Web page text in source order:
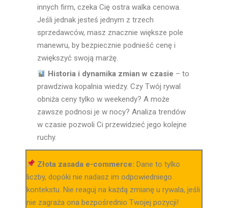
innych firm, czeka Cię ostra walka cenowa.
Jeśli jednak jesteś jednym z trzech
sprzedawców, masz znacznie większe pole
manewru, by bezpiecznie podnieść cenę i
zwiększyć swoją marżę.
Historia i dynamika zmian w czasie – to
prawdziwa kopalnia wiedzy. Czy Twój rywal
obniża ceny tylko w weekendy? A może
zawsze podnosi je w nocy? Analiza trendów
w czasie pozwoli Ci przewidzieć jego kolejne
ruchy.
Złota zasada e-commerce: Dane to tylko
liczby, dopóki nie nadasz im odpowiedniego
kontekstu. Nie reaguj na każdą zmianę u rywala, jeśli
nie zagraża ona bezpośrednio Twojej pozycji!